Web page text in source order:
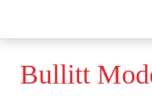
Bullitt